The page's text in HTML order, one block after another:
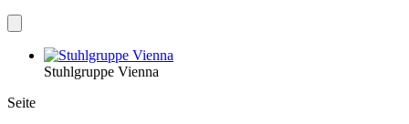
Stuhlgruppe Vienna
Seite